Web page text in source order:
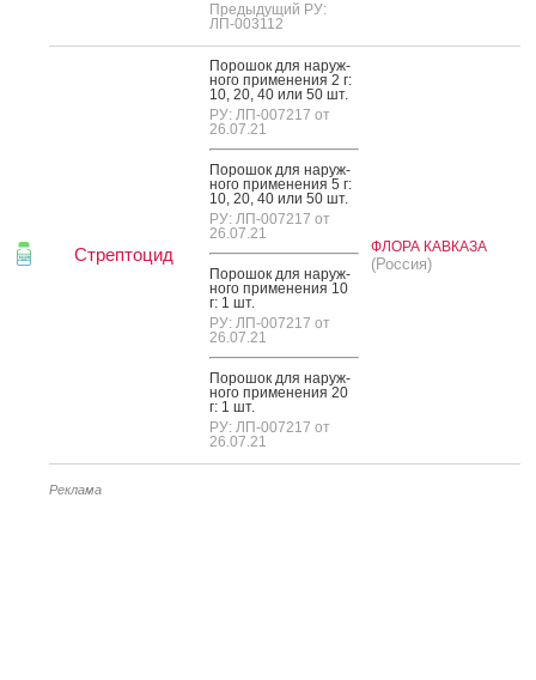
Предыдущий РУ:
ЛП-003112
Стрептоцид
По­рошок для на­руж­
но­го при­мене­ния 2 г:
10, 20, 40 или 50 шт.
РУ: ЛП-007217 от
26.07.21
По­рошок для на­руж­
но­го при­мене­ния 5 г:
10, 20, 40 или 50 шт.
РУ: ЛП-007217 от
26.07.21
По­рошок для на­руж­
но­го при­мене­ния 10
г: 1 шт.
РУ: ЛП-007217 от
26.07.21
По­рошок для на­руж­
но­го при­мене­ния 20
г: 1 шт.
РУ: ЛП-007217 от
26.07.21
ФЛОРА КАВКАЗА
(Россия)
Реклама